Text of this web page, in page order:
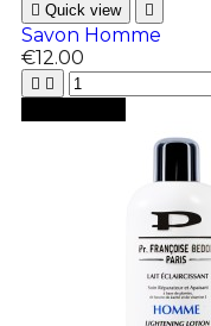
 Quick view 
Savon Homme
€12.00
 